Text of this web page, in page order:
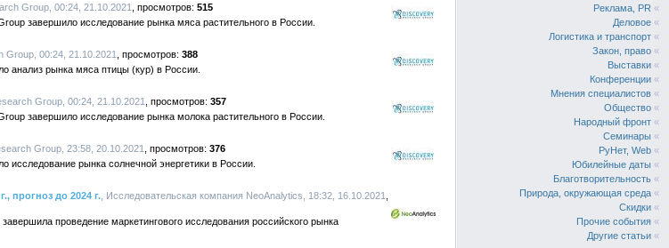
Group, 00:24, 21.10.2021
515
завершило исследование рынка мяса растительного в России.
Group, 00:24, 21.10.2021
388
анализ рынка мяса птицы (кур) в России.
Group, 00:24, 21.10.2021
357
завершило исследование рынка молока растительного в России.
Group, 23:58, 20.10.2021
376
исследование рынка солнечной энергетики в России.
прогноз до 2024 г. , Исследовательская компания NeoAnalytics, 18:32, 16.10.2021
проведение маркетингового исследования российского рынка
Реклама, PR «
Деловое «
Логистика и транспорт «
Закон, право «
Выставки «
Конференции «
Мнения специалистов «
Общество «
Народный фронт «
Семинары «
РуНет, Web «
Юбилейные даты «
Благотворительность «
Природа, окружающая среда «
Скидки «
Прочие события «
Другие статьи «